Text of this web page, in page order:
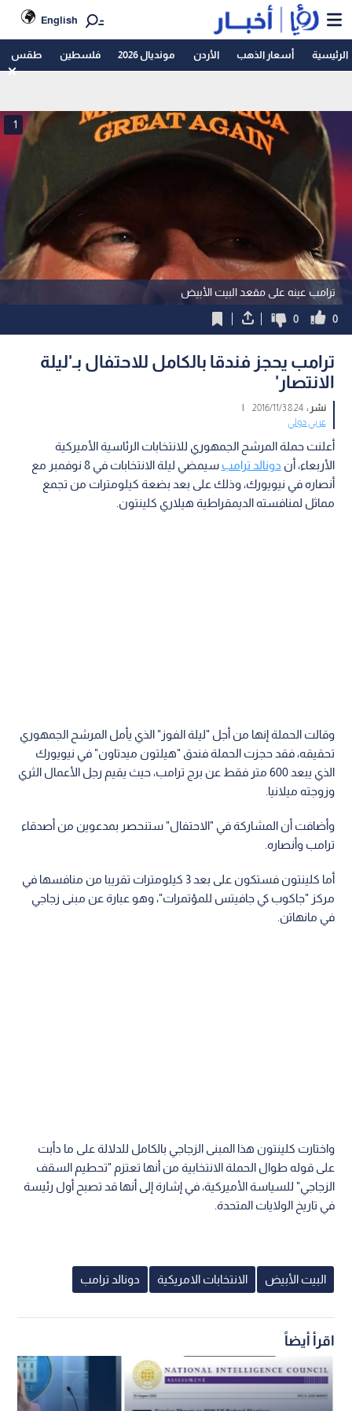
English
الرئيسية أسعار الذهب الأردن مونديال 2026 فلسطين طقس
ترامب عينه على مقعد البيت الأبيض
1
0
0
ترامب يحجز فندقا بالكامل للاحتفال بـ'ليلة
الانتصار'
نشر :8:24 2016/11/3
|
عربي دولي
أعلنت حملة المرشح الجمهوري للانتخابات الرئاسية الأميركية
الأربعاء، أن دونالد ترامب
سيمضي ليلة الانتخابات في 8 نوفمبر مع
أنصاره في نيويورك، وذلك على بعد بضعة كيلومترات من تجمع
مماثل لمنافسته الديمقراطية هيلاري كلينتون.
وقالت الحملة إنها من أجل "ليلة الفوز" الذي يأمل المرشح الجمهوري
تحقيقه، فقد حجزت الحملة فندق "هيلتون ميدتاون" في نيويورك
الذي يبعد 600 متر فقط عن برج ترامب، حيث يقيم رجل الأعمال الثري
وزوجته ميلانيا.
وأضافت أن المشاركة في "الاحتفال" ستنحصر بمدعوين من أصدقاء
ترامب وأنصاره.
أما كلينتون فستكون على بعد 3 كيلومترات تقريبا من منافسها في
مركز "جاكوب كي جافيتس للمؤتمرات"، وهو عبارة عن مبنى زجاجي
في مانهاتن.
واختارت كلينتون هذا المبنى الزجاجي بالكامل للدلالة على ما دأبت
على قوله طوال الحملة الانتخابية من أنها تعتزم "تحطيم السقف
الزجاجي" للسياسة الأميركية، في إشارة إلى أنها قد تصبح أول رئيسة
في تاريخ الولايات المتحدة.
البيت الأبيض الانتخابات الامريكية دونالد ترامب
اقرأ أيضاً